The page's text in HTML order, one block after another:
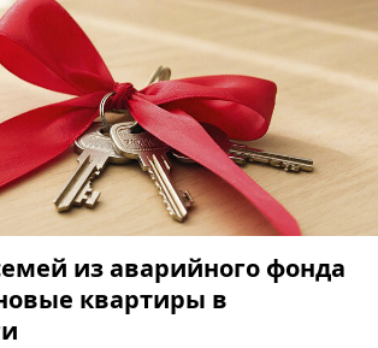
из аварийного фонда
квартиры в